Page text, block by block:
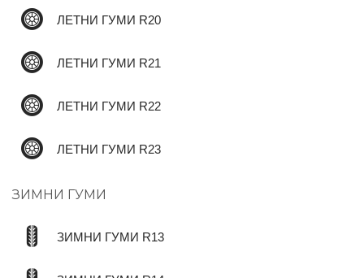
ЛЕТНИ ГУМИ R20
ЛЕТНИ ГУМИ R21
ЛЕТНИ ГУМИ R22
ЛЕТНИ ГУМИ R23
ЗИМНИ ГУМИ
ЗИМНИ ГУМИ R13